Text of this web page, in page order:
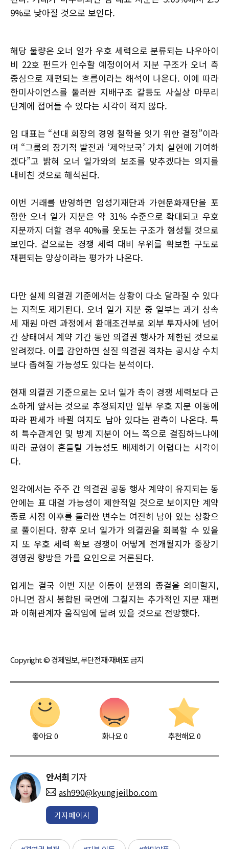
9%로 낮아질 것으로 보인다.
해당 물량은 오너 일가 우호 세력으로 분류되는 나우아이
비 22호 펀드가 인수할 예정이어서 지분 구조가 오너 측
중심으로 재편되는 흐름이라는 해석이 나온다. 이에 따라
한미사이언스를 둘러싼 지배구조 갈등도 사실상 마무리
단계에 접어들 수 있다는 시각이 적지 않다.
임 대표는 “선대 회장의 경영 철학을 잇기 위한 결정”이라
며 “그룹의 장기적 발전과 ‘제약보국’ 가치 실현에 기여하
겠다”고 밝혀 오너 일가와의 보조를 맞추겠다는 의지를
내비친 것으로 해석된다.
이번 거래를 반영하면 임성기재단과 가현문화재단을 포
함한 오너 일가 지분은 약 31% 수준으로 확대되고 우호
지분까지 더할 경우 40%를 웃도는 구조가 형성될 것으로
보인다. 겉으로는 경쟁 세력 대비 우위를 확보한 구도로
재편되는 양상이라는 평가가 나온다.
다만 실제 의결권 기준에서는 상황이 다소 달라질 수 있다
는 지적도 제기된다. 오너 일가 지분 중 일부는 과거 상속
세 재원 마련 과정에서 환매조건부로 외부 투자사에 넘어
간 상태여서 계약 기간 동안 의결권 행사가 제한된 것으로
알려졌다. 이를 감안하면 실질 의결권 격차는 공시상 수치
보다 좁혀질 가능성도 있다는 분석이다.
현재 의결권 기준으로는 오너 일가 측이 경쟁 세력보다 근
소하게 앞서는 것으로 추정되지만 일부 우호 지분 이동에
따라 판세가 바뀔 여지도 남아 있다는 관측이 나온다. 특
히 특수관계인 및 방계 지분이 어느 쪽으로 결집하느냐에
따라 균형이 흔들릴 가능성도 배제하기 어렵다는 시각이
다.
일각에서는 주주 간 의결권 공동 행사 계약이 유지되는 동
안에는 표 대결 가능성이 제한적일 것으로 보이지만 계약
종료 시점 이후를 둘러싼 변수는 여전히 남아 있는 상황으
로 풀이된다. 향후 오너 일가가 의결권을 회복할 수 있을
지 또 우호 세력 확보 경쟁이 어떻게 전개될지가 중장기
경영권 향방을 가를 요인으로 거론된다.
업게는 결국 이번 지분 이동이 분쟁의 종결을 의미할지,
아니면 잠시 봉합된 국면에 그칠지는 추가적인 지분 재편
과 이해관계자 움직임에 달려 있을 것으로 전망했다.
Copyright © 경제일보, 무단전재·재배포 금지
좋아요0 화나요0 추천해요 0
안서희 기자
ash990@kyungjeilbo.com
기자페이지